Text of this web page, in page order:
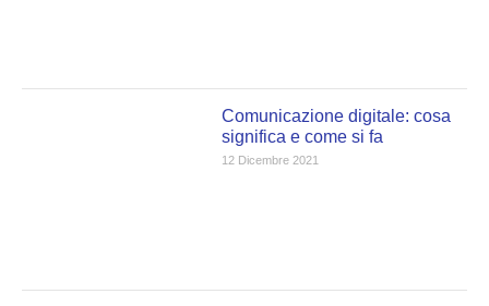
Comunicazione digitale: cosa
significa e come si fa
12 Dicembre 2021